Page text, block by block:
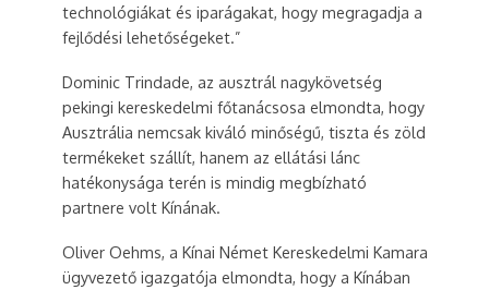
technológiákat és iparágakat, hogy megragadja a
fejlődési lehetőségeket.”
Dominic Trindade, az ausztrál nagykövetség
pekingi kereskedelmi főtanácsosa elmondta, hogy
Ausztrália nemcsak kiváló minőségű, tiszta és zöld
termékeket szállít, hanem az ellátási lánc
hatékonysága terén is mindig megbízható
partnere volt Kínának.
Oliver Oehms, a Kínai Német Kereskedelmi Kamara
ügyvezető igazgatója elmondta, hogy a Kínában